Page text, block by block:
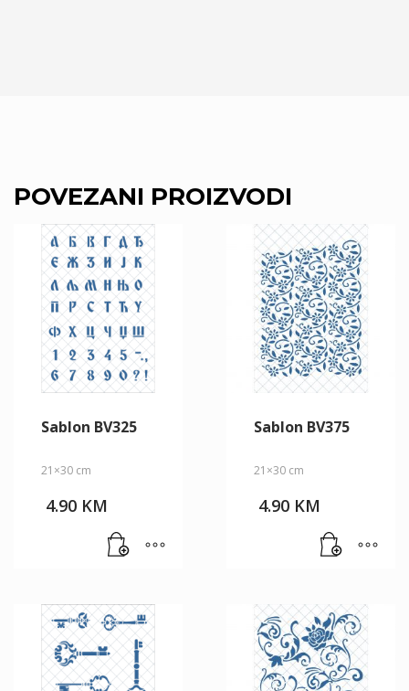
POVEZANI PROIZVODI
Sablon BV325
21×30 cm
4.90 KM
Sablon BV375
21×30 cm
4.90 KM